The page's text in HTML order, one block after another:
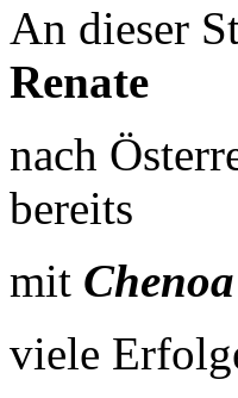
An dieser
Renate
nach
bereits
mit
viele